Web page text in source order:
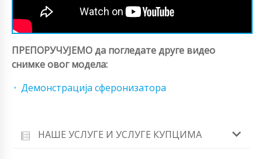
ПРЕПОРУЧУЈЕМО да погледате друге видео
снимке овог модела:
Демонстрација сферонизатора
НАШЕ УСЛУГЕ И УСЛУГЕ КУПЦИМА